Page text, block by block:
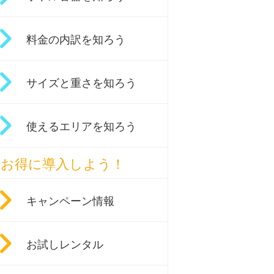
料金の内訳を知ろう
サイズと重さを知ろう
使えるエリアを知ろう
お得に導入しよう！
キャンペーン情報
お試しレンタル